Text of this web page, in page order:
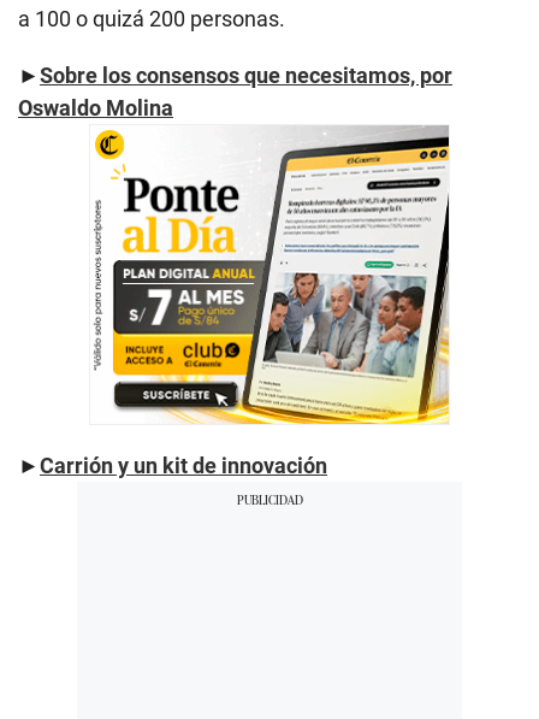
a 100 o quizá 200 personas.
►Sobre los consensos que necesitamos, por
Oswaldo Molina
►Carrión y un kit de innovación